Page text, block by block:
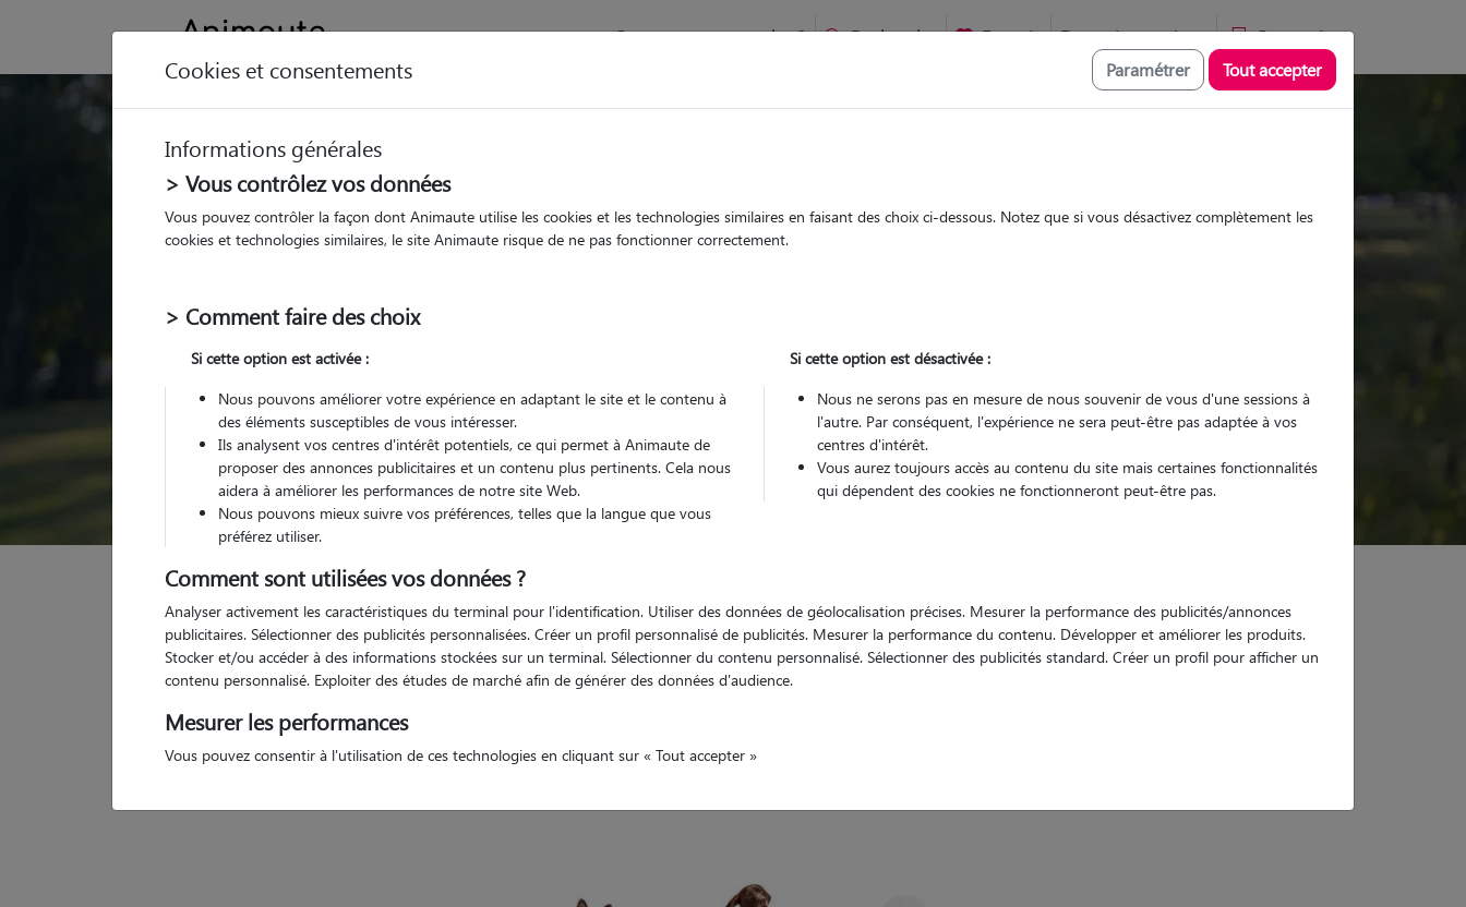
Comment ça marche ? Recherche Favoris Devenir pet sitter Connexion
Trouvez votre gardien idéal !
Parmi nospet sitters vérifiés
Visites
Compte pet sitter qui n'existe plus
Petsitter inactif
Ce pet sitter n'existe pas/plus sur notre site. Merci de renouveler votre recherche.
Cookies et consentements Paramétrer Tout accepter
Informations générales
> Vous contrôlez vos données
Vous pouvez contrôler la façon dont Animaute utilise les cookies et les technologies similaires en faisant des choix ci-dessous. Notez que si vous désactivez complètement les
cookies et technologies similaires, le site Animaute risque de ne pas fonctionner correctement.
> Comment faire des choix
Si cette option est activée :
Nous pouvons améliorer votre expérience en adaptant le site et le contenu à
des éléments susceptibles de vous intéresser.
Ils analysent vos centres d'intérêt potentiels, ce qui permet à Animaute de
proposer des annonces publicitaires et un contenu plus pertinents. Cela nous
aidera à améliorer les performances de notre site Web.
Nous pouvons mieux suivre vos préférences, telles que la langue que vous
préférez utiliser.
Si cette option est désactivée :
Nous ne serons pas en mesure de nous souvenir de vous d'une sessions à
l'autre. Par conséquent, l'expérience ne sera peut-être pas adaptée à vos
centres d'intérêt.
Vous aurez toujours accès au contenu du site mais certaines fonctionnalités
qui dépendent des cookies ne fonctionneront peut-être pas.
Comment sont utilisées vos données ?
Analyser activement les caractéristiques du terminal pour l'identification. Utiliser des données de géolocalisation précises. Mesurer la performance des publicités/annonces
publicitaires. Sélectionner des publicités personnalisées. Créer un profil personnalisé de publicités. Mesurer la performance du contenu. Développer et améliorer les produits.
Stocker et/ou accéder à des informations stockées sur un terminal. Sélectionner du contenu personnalisé. Sélectionner des publicités standard. Créer un profil pour afficher un
contenu personnalisé. Exploiter des études de marché afin de générer des données d'audience.
Mesurer les performances
Vous pouvez consentir à l'utilisation de ces technologies en cliquant sur « Tout accepter »